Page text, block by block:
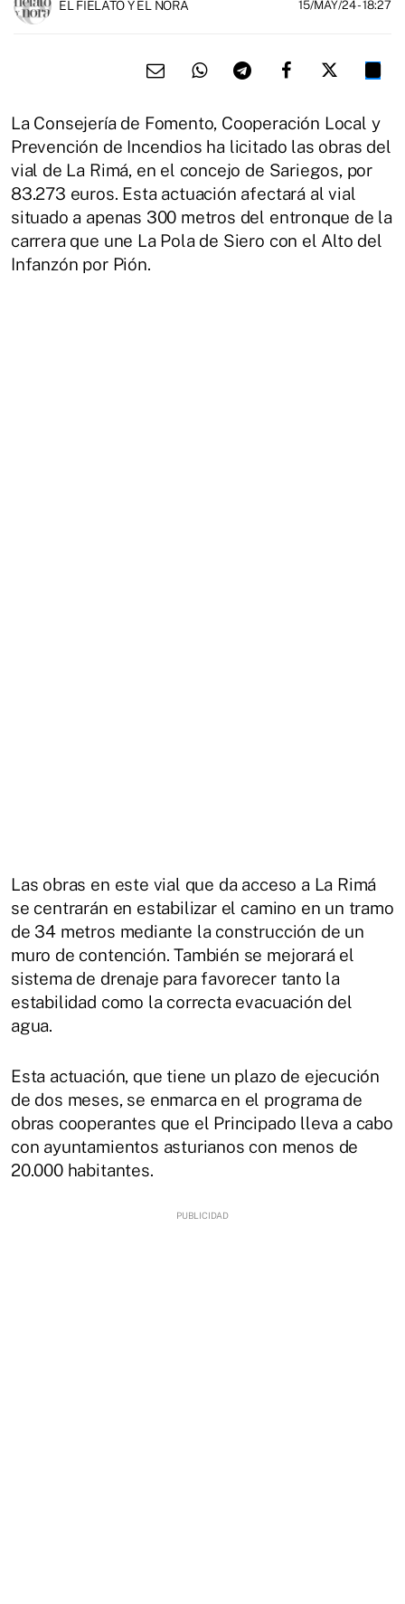
EL FIELATO Y EL NORA 15/MAY/24- 18:27
La Consejería de Fomento, Cooperación Local y
Prevención de Incendios ha licitado las obras del
vial de La Rimá, en el concejo de Sariegos, por
83.273 euros. Esta actuación afectará al vial
situado a apenas 300 metros del entronque de la
carrera que une La Pola de Siero con el Alto del
Infanzón por Pión.
Las obras en este vial que da acceso a La Rimá
se centrarán en estabilizar el camino en un tramo
de 34 metros mediante la construcción de un
muro de contención. También se mejorará el
sistema de drenaje para favorecer tanto la
estabilidad como la correcta evacuación del
agua.
Esta actuación, que tiene un plazo de ejecución
de dos meses, se enmarca en el programa de
obras cooperantes que el Principado lleva a cabo
con ayuntamientos asturianos con menos de
20.000 habitantes.